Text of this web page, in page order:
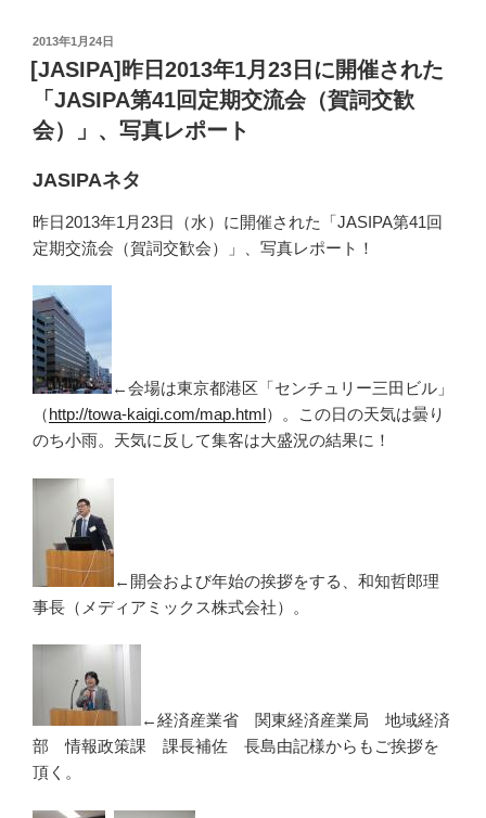
投
稿
日:
2013年1月24日
[JASIPA]昨日2013年1月23日に開催された
「JASIPA第41回定期交流会（賀詞交歓
会）」、写真レポート
JASIPAネタ
昨日2013年1月23日（水）に開催された「JASIPA第41回
定期交流会（賀詞交歓会）」、写真レポート！
←会場は東京都港区「センチュリー三田ビル」
（http://towa-kaigi.com/map.html）。この日の天気は曇り
のち小雨。天気に反して集客は大盛況の結果に！
←開会および年始の挨拶をする、和知哲郎理
事長（メディアミックス株式会社）。
←経済産業省 関東経済産業局 地域経済
部 情報政策課 課長補佐 長島由記様からもご挨拶を
頂く。